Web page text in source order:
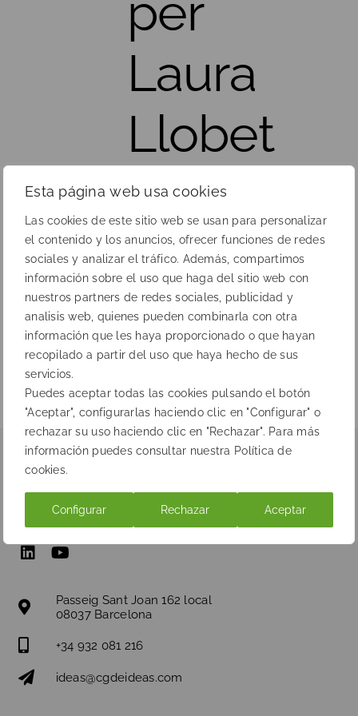
Esta página web usa cookies
Las cookies de este sitio web se usan para personalizar
el contenido y los anuncios, ofrecer funciones de redes
sociales y analizar el tráfico. Además, compartimos
información sobre el uso que haga del sitio web con
nuestros partners de redes sociales, publicidad y
analisis web, quienes pueden combinarla con otra
información que les haya proporcionado o que hayan
recopilado a partir del uso que haya hecho de sus
servicios.
Puedes aceptar todas las cookies pulsando el botón
"Aceptar", configurarlas haciendo clic en "Configurar" o
rechazar su uso haciendo clic en "Rechazar". Para más
información puedes consultar nuestra Política de
cookies.
Configurar Rechazar Aceptar
per
Laura
Llobet
Anterior Següent
Passeig Sant Joan 162 local
08037 Barcelona
+34 932 081 216
ideas@cgdeideas.com